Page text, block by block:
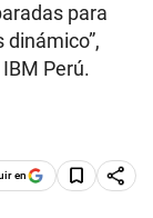
para
Perú.
en